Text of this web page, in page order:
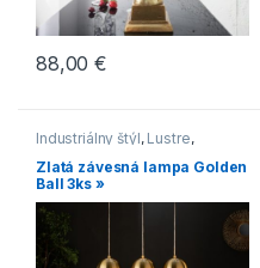
88,00€
Industriálny štýl, Lustre,
Novinky, Svietidlá Zlaté
Zlatá závesná lampa Golden
Ball 3ks »